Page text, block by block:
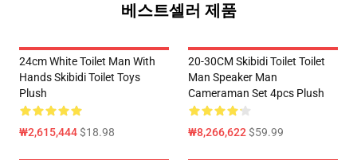
베스트셀러 제품
24cm White Toilet Man With
Hands Skibidi Toilet Toys
Plush
₩2,615,444$18.98
20-30CM Skibidi Toilet Toilet
Man Speaker Man
Cameraman Set 4pcs Plush
₩8,266,622$59.99